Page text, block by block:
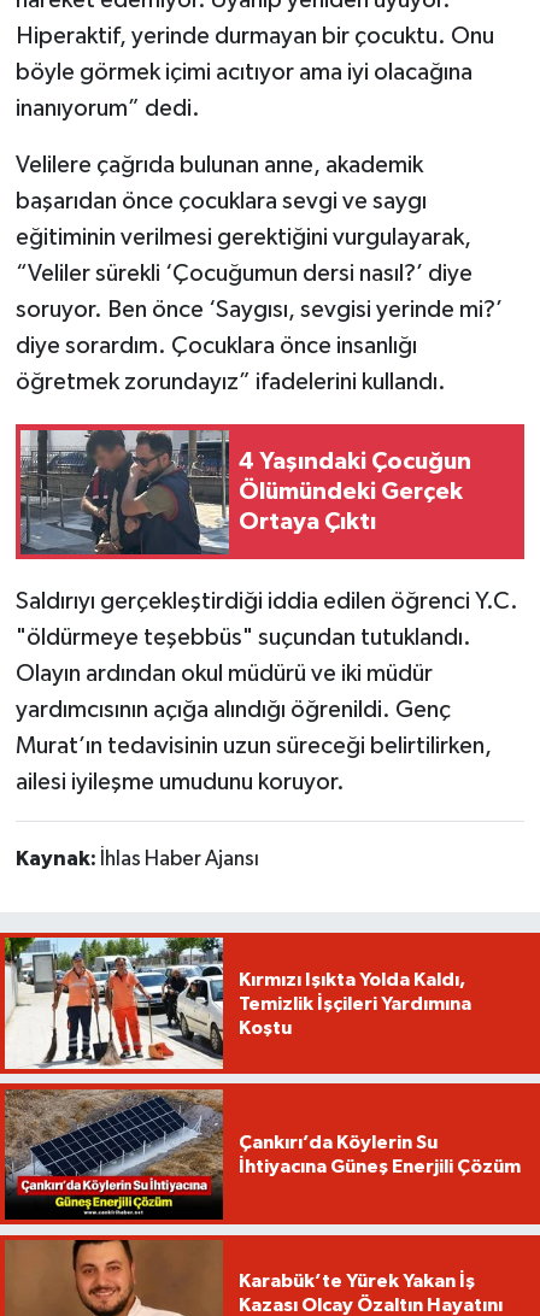
Hiperaktif, yerinde durmayan bir çocuktu. Onu
böyle görmek içimi acıtıyor ama iyi olacağına
inanıyorum” dedi.
Velilere çağrıda bulunan anne, akademik
başarıdan önce çocuklara sevgi ve saygı
eğitiminin verilmesi gerektiğini vurgulayarak,
“Veliler sürekli ‘Çocuğumun dersi nasıl?’ diye
soruyor. Ben önce ‘Saygısı, sevgisi yerinde mi?’
diye sorardım. Çocuklara önce insanlığı
öğretmek zorundayız” ifadelerini kullandı.
4 Yaşındaki Çocuğun
Ölümündeki Gerçek
Ortaya Çıktı
Saldırıyı gerçekleştirdiği iddia edilen öğrenci Y.C.
"öldürmeye teşebbüs" suçundan tutuklandı.
Olayın ardından okul müdürü ve iki müdür
yardımcısının açığa alındığı öğrenildi. Genç
Murat’ın tedavisinin uzun süreceği belirtilirken,
ailesi iyileşme umudunu koruyor.
Kaynak: İhlas Haber Ajansı
Kırmızı Işıkta Yolda Kaldı,
Temizlik İşçileri Yardımına
Koştu
Çankırı’da Köylerin Su
İhtiyacına Güneş Enerjili Çözüm
Karabük’te Yürek Yakan İş
Kazası Olcay Özaltın Hayatını